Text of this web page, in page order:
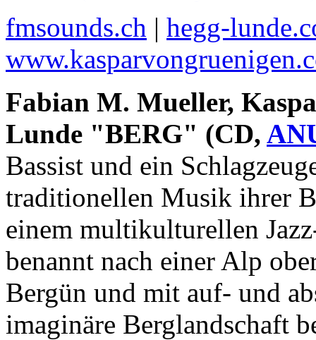
fmsounds.ch | hegg-
Fabian M. Mueller,
Lunde "BERG" (CD,
Bassist und ein
traditionellen Musik ihrer
einem multikulturellen
benannt nach einer Alp
Bergün und mit auf- und
imaginäre Berglandschaft